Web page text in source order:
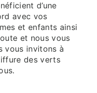
d’une
avec vos
et enfants ainsi
et nous vous
vous invitons à
des verts